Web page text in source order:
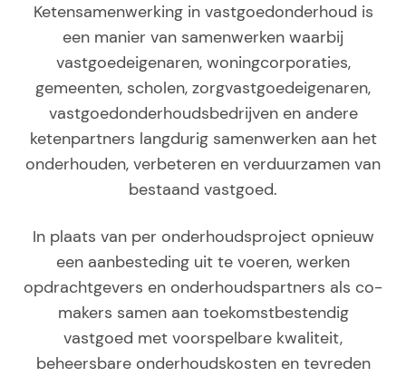
Ketensamenwerking in vastgoedonderhoud is
een manier van samenwerken waarbij
vastgoedeigenaren, woningcorporaties,
gemeenten, scholen, zorgvastgoedeigenaren,
vastgoedonderhoudsbedrijven en andere
ketenpartners langdurig samenwerken aan het
onderhouden, verbeteren en verduurzamen van
bestaand vastgoed.
In plaats van per onderhoudsproject opnieuw
een aanbesteding uit te voeren, werken
opdrachtgevers en onderhoudspartners als co-
makers samen aan toekomstbestendig
vastgoed met voorspelbare kwaliteit,
beheersbare onderhoudskosten en tevreden